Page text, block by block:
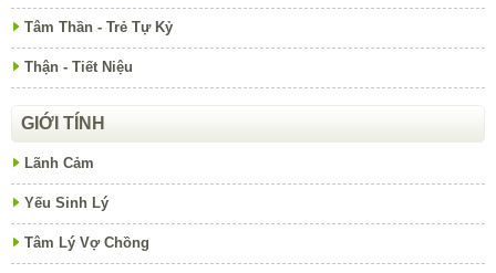
Tâm Thần - Trẻ Tự Kỷ
Thận - Tiết Niệu
GIỚI TÍNH
Lãnh Cảm
Yếu Sinh Lý
Tâm Lý Vợ Chồng